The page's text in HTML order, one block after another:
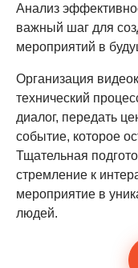
Анализ
важный шаг для
мероприятий в
Организация
технический
диалог, передать
событие, которое
Тщательная
стремление к
мероприятие в
людей.